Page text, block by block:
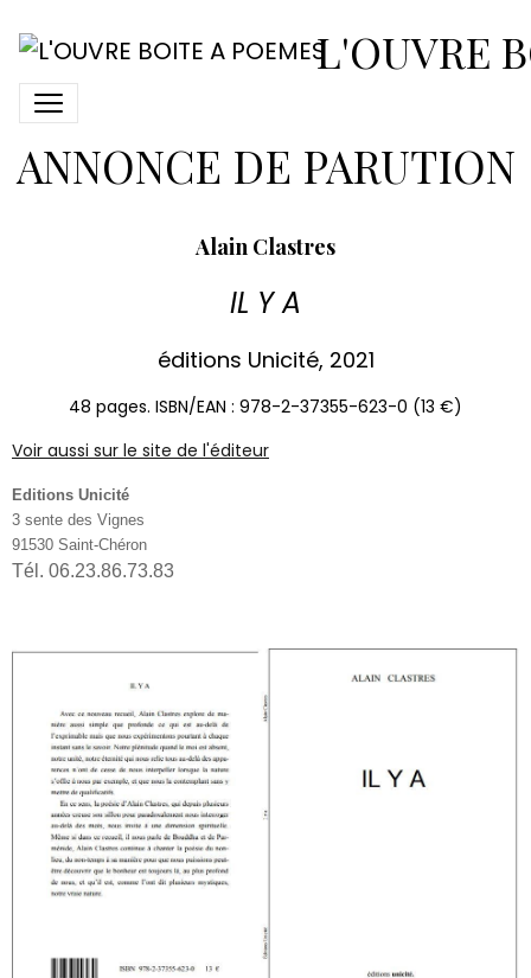
L'OUVRE
A. Clastres. Il y a (2021)
A. Clastres. Il y a (2021)
ANNONCE DE PARUTION
Alain Clastres
IL Y A
éditions Unicité, 2021
48 pages. ISBN/EAN : 978-2-37355-623-0 (13 €)
Voir aussi sur le site de l'éditeur
Editions Unicité
3 sente des Vignes
91530 Saint-Chéron
Tél. 06.23.86.73.83